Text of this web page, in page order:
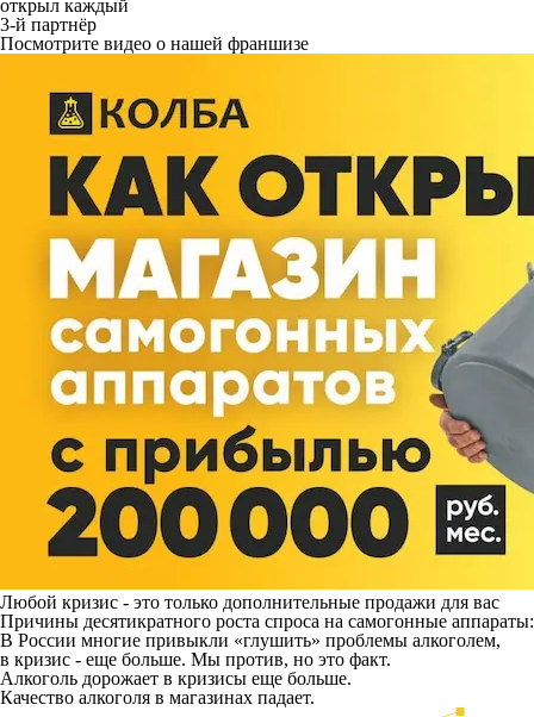
открыл каждый
3-й партнёр
Посмотрите видео о нашей франшизе
Любой кризис - это только дополнительные продажи для вас
Причины десятикратного роста спроса на самогонные аппараты:
В России многие привыкли «глушить» проблемы алкоголем,
в кризис - еще больше. Мы против, но это факт.
Алкоголь дорожает в кризисы еще больше.
Качество алкоголя в магазинах падает.